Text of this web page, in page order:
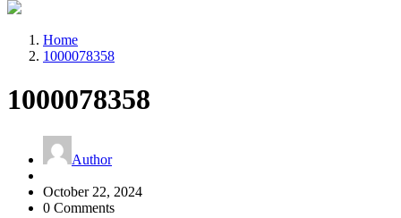
Home
1000078358
1000078358
Author
October 22, 2024
0 Comments